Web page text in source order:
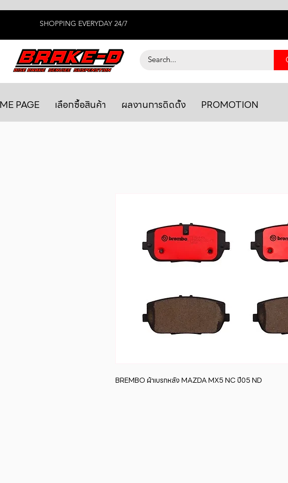
SHOPPING EVERYDAY 24/7
PAGE เลือกซื้อสินค้า ผลงานการติดตั้ง PROMOTION
BREMBO ผ้าเบรกหลัง MAZDA MX5 NC ปี05 ND